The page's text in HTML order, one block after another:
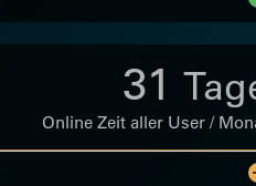
31
Online Zeit aller User /